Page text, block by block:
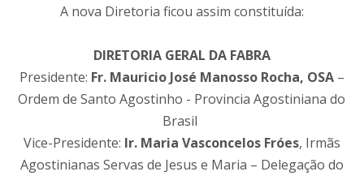
A nova Diretoria ficou assim constituída:
DIRETORIA GERAL DA FABRA
Presidente: Fr. Mauricio José Manosso Rocha, OSA–
Ordem de Santo Agostinho - Provincia Agostiniana do
Brasil
Vice-Presidente: Ir. Maria Vasconcelos Fróes, Irmãs
Agostinianas Servas de Jesus e Maria – Delegação do